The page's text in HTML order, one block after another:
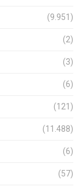
(9.951)
(2)
(3)
(6)
(121)
(11.488)
(6)
(57)